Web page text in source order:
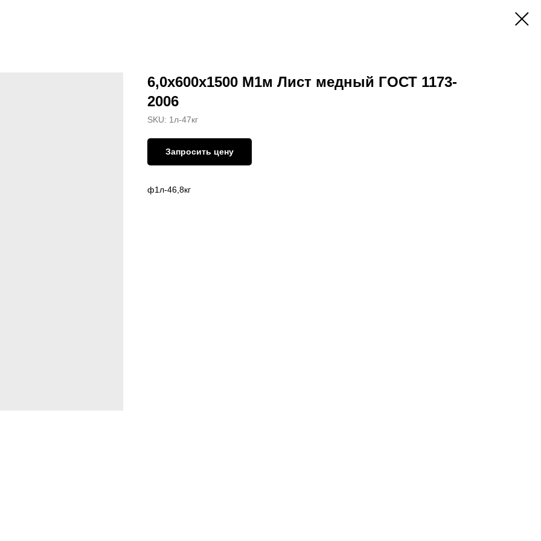
6,0х600х1500 М1м Лист медный ГОСТ 1173-
2006
SKU: 1л-47кг
Запросить цену
ф1л-46,8кг